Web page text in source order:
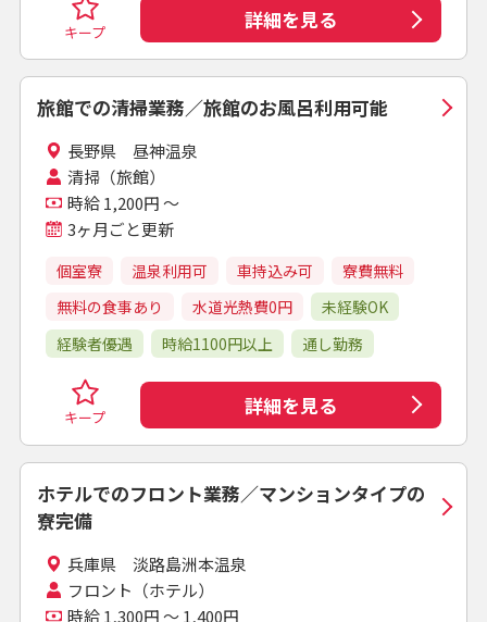
キープ 詳細を見る
旅館での清掃業務／旅館のお風呂利用可能
長野県 昼神温泉
清掃（旅館）
時給 1,200円 ～
3ヶ月ごと更新
個室寮 温泉利用可 車持込み可
寮費無料
無料の食事あり
水道光熱費0円
未経験OK
経験者優遇
時給1100円以上 通し勤務
キープ 詳細を見る
ホテルでのフロント業務／マンションタイプの
寮完備
兵庫県 淡路島洲本温泉
フロント（ホテル）
時給 1,300円 ～ 1,400円